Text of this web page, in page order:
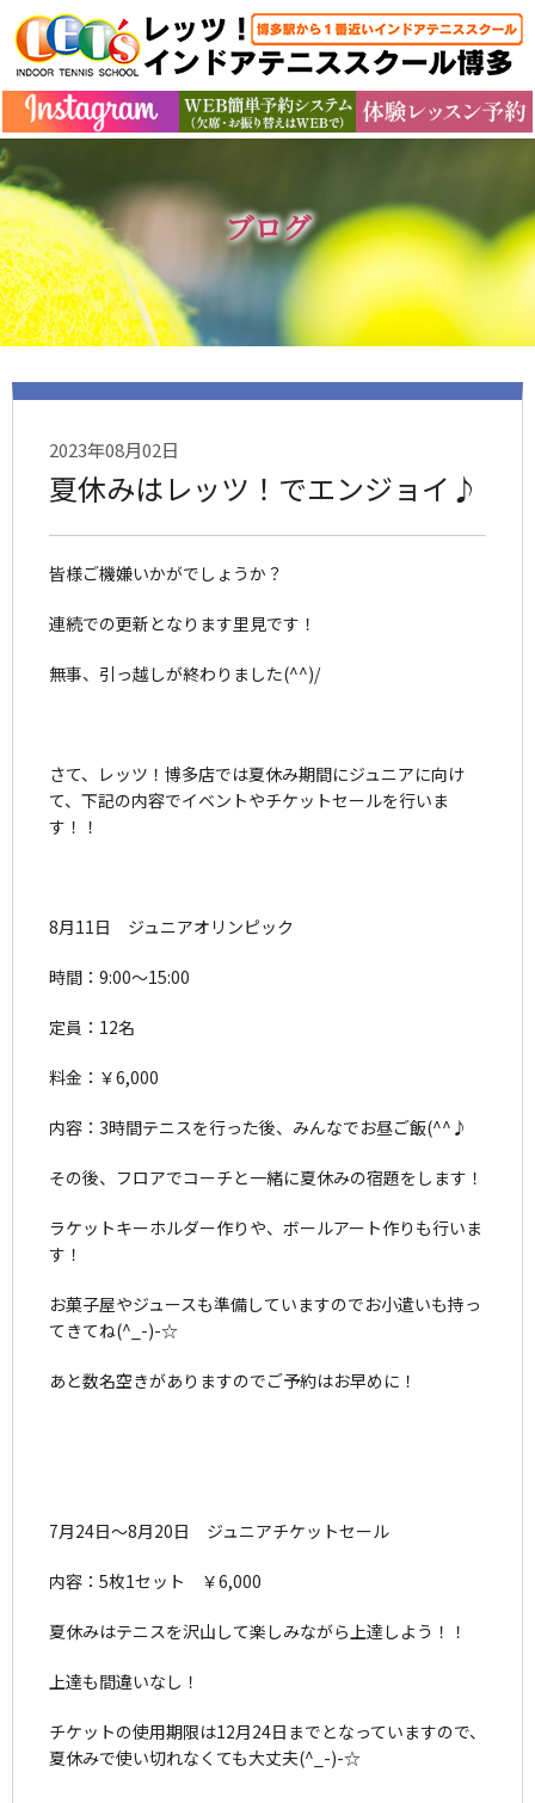
ブログ
2023年08月02日
夏休みはレッツ！でエンジョイ♪
皆様ご機嫌いかがでしょうか？
連続での更新となります里見です！
無事、引っ越しが終わりました(^^)/
さて、レッツ！博多店では夏休み期間にジュニアに向け
て、下記の内容でイベントやチケットセールを行いま
す！！
8月11日 ジュニアオリンピック
時間：9:00～15:00
定員：12名
料金：￥6,000
内容：3時間テニスを行った後、みんなでお昼ご飯(^^♪
その後、フロアでコーチと一緒に夏休みの宿題をします！
ラケットキーホルダー作りや、ボールアート作りも行いま
す！
お菓子屋やジュースも準備していますのでお小遣いも持っ
てきてね(^_-)-☆
あと数名空きがありますのでご予約はお早めに！
7月24日～8月20日 ジュニアチケットセール
内容：5枚1セット ￥6,000
夏休みはテニスを沢山して楽しみながら上達しよう！！
上達も間違いなし！
チケットの使用期限は12月24日までとなっていますので、
夏休みで使い切れなくても大丈夫(^_-)-☆